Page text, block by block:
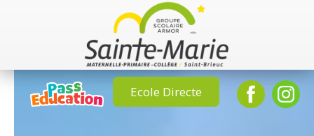
Ecole Directe